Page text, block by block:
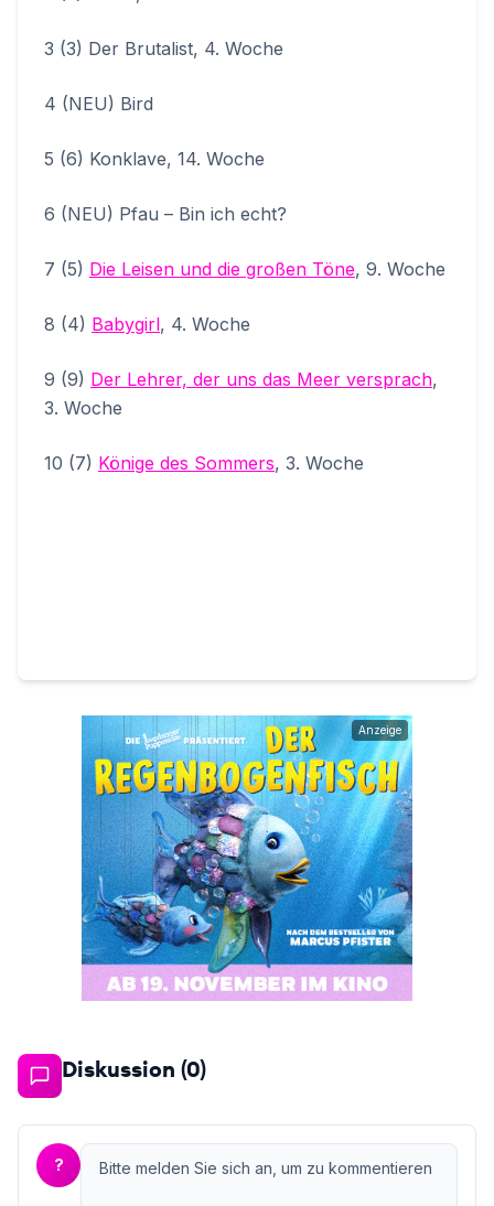
3 (3) Der Brutalist, 4. Woche
4 (NEU) Bird
5 (6) Konklave, 14. Woche
6 (NEU) Pfau – Bin ich echt?
7 (5) Die Leisen und die großen Töne, 9. Woche
8 (4) Babygirl, 4. Woche
9 (9) Der Lehrer, der uns das Meer versprach,
3. Woche
10 (7) Könige des Sommers, 3. Woche
Anzeige
Diskussion (0)
?